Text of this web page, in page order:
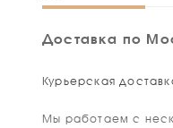
Доставка по
Курьерская
Мы работаем с